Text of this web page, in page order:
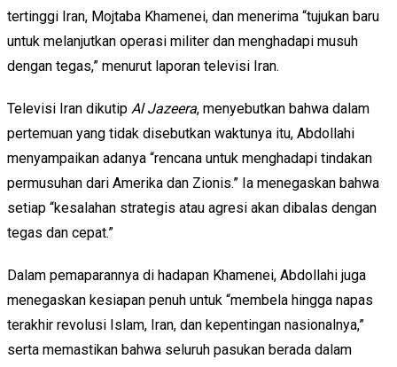
tertinggi Iran, Mojtaba Khamenei, dan menerima “tujukan baru
untuk melanjutkan operasi militer dan menghadapi musuh
dengan tegas,” menurut laporan televisi Iran.
Televisi Iran dikutip Al Jazeera, menyebutkan bahwa dalam
pertemuan yang tidak disebutkan waktunya itu, Abdollahi
menyampaikan adanya “rencana untuk menghadapi tindakan
permusuhan dari Amerika dan Zionis.” Ia menegaskan bahwa
setiap “kesalahan strategis atau agresi akan dibalas dengan
tegas dan cepat.”
Dalam pemaparannya di hadapan Khamenei, Abdollahi juga
menegaskan kesiapan penuh untuk “membela hingga napas
terakhir revolusi Islam, Iran, dan kepentingan nasionalnya,”
serta memastikan bahwa seluruh pasukan berada dalam